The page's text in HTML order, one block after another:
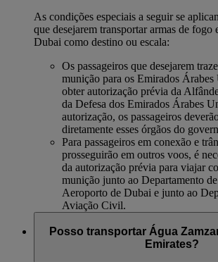
As condições especiais a seguir se
que desejarem transportar armas de fogo
Dubai como destino ou escala:
Os passageiros que desejarem
munição para os Emirados Árabes
obter autorização prévia da
da Defesa dos Emirados Árabes
autorização, os passageiros
diretamente esses órgãos do
Para passageiros em conexão e
prosseguirão em outros voos, é
da autorização prévia para viajar
munição junto ao Departamento
Aeroporto de Dubai e junto ao
Aviação Civil.
Posso transportar Água
Emirates?